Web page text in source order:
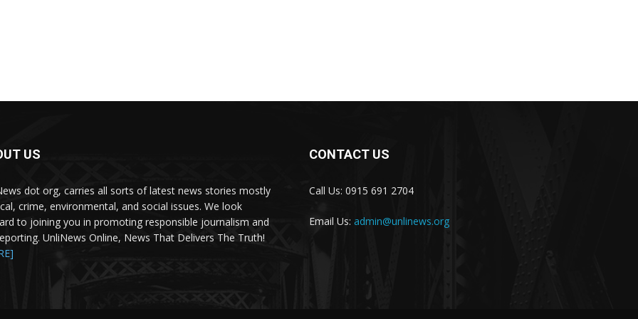
US
dot org, carries all sorts of latest news stories mostly
crime, environmental, and social issues. We look
to joining you in promoting responsible journalism and
UnliNews Online, News That Delivers The Truth!
CONTACT US
Call Us: 0915 691 2704
Email Us: admin@unlinews.org